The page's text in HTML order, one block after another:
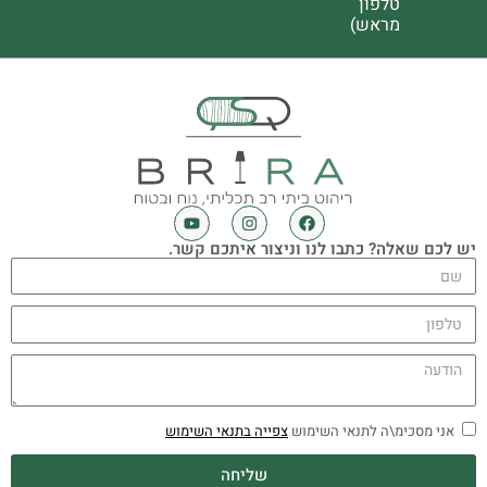
מראש)
יש לכם שאלה? כתבו לנו וניצור איתכם קשר.
אני מסכימ\ה לתנאי השימוש צפייה בתנאי השימוש
שליחה